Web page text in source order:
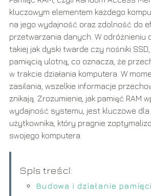
kluczowym elementem każdego
na jego wydajność oraz zdolność do
przetwarzania danych. W odróżnieniu
takiej jak dyski twarde czy nośniki
pamięcią ulotną, co oznacza, że
w trakcie działania komputera. W
zasilania, wszelkie informacje
znikają. Zrozumienie, jak pamięć RAM
wydajność systemu, jest kluczowe dla
użytkownika, który pragnie
swojego komputera.
Spis treści:
Budowa i działanie pamięci